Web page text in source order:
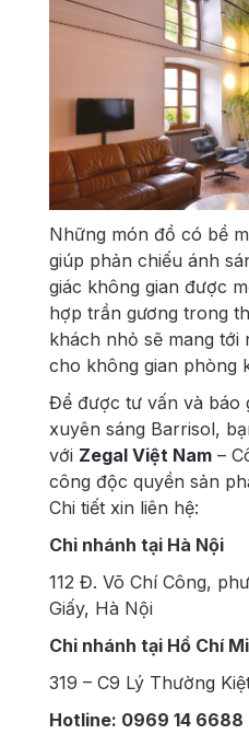
Những món đồ có bề
giúp phản chiếu ánh
giác không gian được
hợp trần gương trong
khách nhỏ sẽ mang tới
cho không gian phòng
Để được tư vấn và báo
xuyên sáng Barrisol,
với Zegal Việt Nam –
công độc quyền sản
Chi tiết xin liên hệ:
Chi nhánh tại Hà Nội
112 Đ. Võ Chí Công,
Giấy, Hà Nội
Chi nhánh tại Hồ Chí
319 – C9 Lý Thường
Hotline: 0969 14 6688